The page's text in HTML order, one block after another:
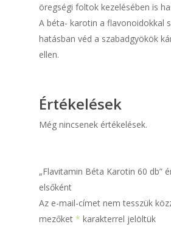
öregségi foltok kezelésében is
A béta- karotin a flavonoidokkal
hatásban véd a szabadgyökök
ellen.
Értékelések
Még nincsenek értékelések.
„Flavitamin Béta Karotin 60 db”
elsőként
Az e-mail-címet nem tesszük
mezőket * karakterrel jelöltük